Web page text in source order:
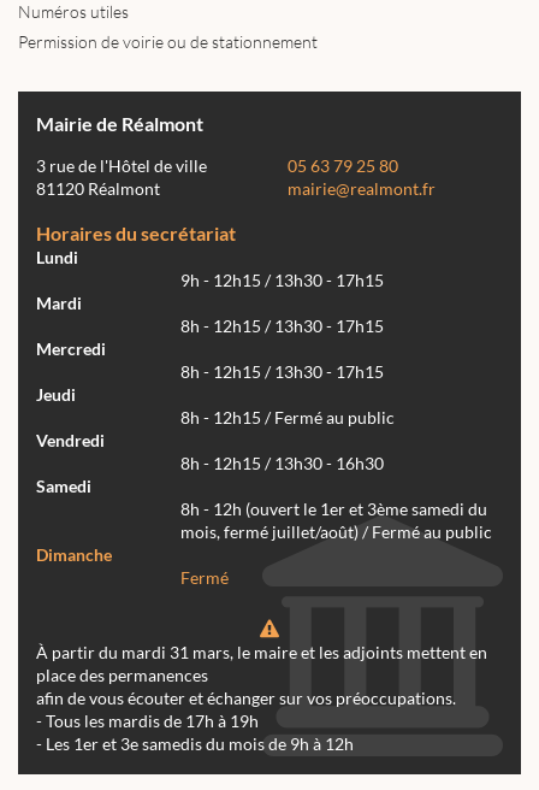
Numéros utiles
Permission de voirie ou de stationnement
Mairie de Réalmont
3 rue de l'Hôtel de ville
81120 Réalmont
05 63 79 25 80
mairie@realmont.fr
Horaires du secrétariat
Lundi
9h - 12h15 / 13h30 - 17h15
Mardi
8h - 12h15 / 13h30 - 17h15
Mercredi
8h - 12h15 / 13h30 - 17h15
Jeudi
8h - 12h15 / Fermé au public
Vendredi
8h - 12h15 / 13h30 - 16h30
Samedi
8h - 12h (ouvert le 1er et 3ème samedi du
mois, fermé juillet/août) / Fermé au public
Dimanche
Fermé
À partir du mardi 31 mars, le maire et les adjoints mettent en
place des permanences
afin de vous écouter et échanger sur vos préoccupations.
- Tous les mardis de 17h à 19h
- Les 1er et 3e samedis du mois de 9h à 12h